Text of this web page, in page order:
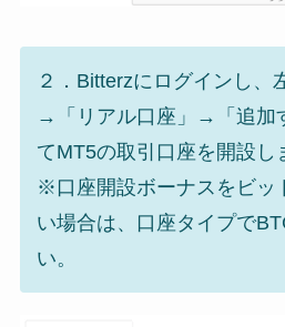
２．Bitterzにログインし、
→「リアル口座」→「追加
てMT5の取引口座を開設し
※口座開設ボーナスをビッ
い場合は、口座タイプで
い。